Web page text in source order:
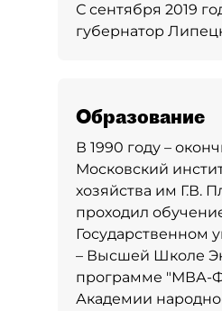
С сентября 2019
губернатор
Образование
В 1990 году –
Московский
хозяйства им Г.В.
проходил
Государственном
– Высшей Школе
программе "МВА-
Академии